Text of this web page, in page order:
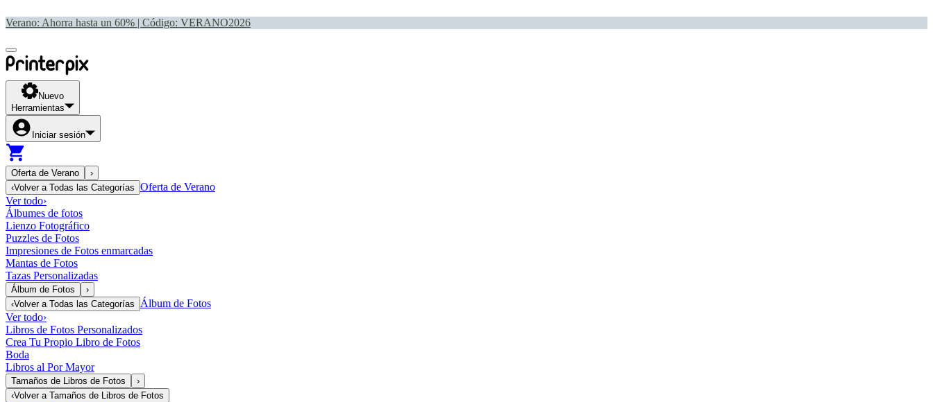
Verano: Ahorra hasta un 60% | Código: VERANO2026
Nuevo
Herramientas
Iniciar sesión
Oferta de Verano
›
‹Volver a Todas las Categorías Oferta de Verano
Ver todo›
Álbumes de fotos
Lienzo Fotográfico
Puzzles de Fotos
Impresiones de Fotos enmarcadas
Mantas de Fotos
Tazas Personalizadas
Álbum de Fotos
›
‹Volver a Todas las Categorías
Álbum de Fotos
Ver todo›
Libros de Fotos Personalizados
Crea Tu Propio Libro de Fotos
Boda
Libros al Por Mayor
Tamaños de Libros de Fotos
›
‹Volver a Tamaños de Libros de Fotos